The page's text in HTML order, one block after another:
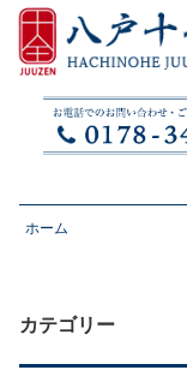
ホーム
カテゴリー